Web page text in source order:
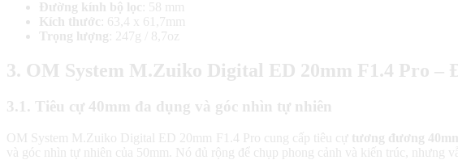
Đường kính bộ lọc
: 58 mm
Kích thước
: 63,4 x 61,7mm
Trọng lượng : 247g / 8,7oz
3. OM System M.Zuiko Digital ED 20mm F1.4 Pro –
3.1. Tiêu cự 40mm đa dụng và góc nhìn tự nhiên
OM System M.Zuiko Digital ED 20mm F1.4 Pro cung cấp tiêu cự tương đương
và góc nhìn tự nhiên của 50mm. Nó đủ rộng để chụp phong cảnh và kiến trúc, nhưng